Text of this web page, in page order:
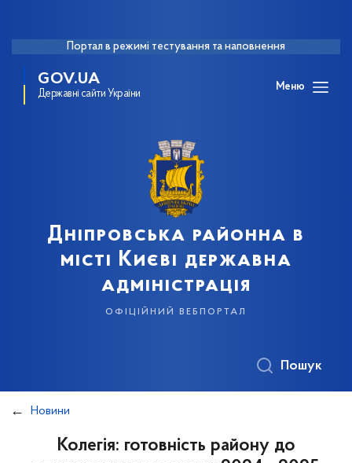
Портал в режимі тестування та наповнення
GOV.UA
Державні сайти України
Меню
Дніпровська районна в
місті Києві державна
адміністрація
офіційний вебпортал
Пошук
Новини
Колегія: готовність району до